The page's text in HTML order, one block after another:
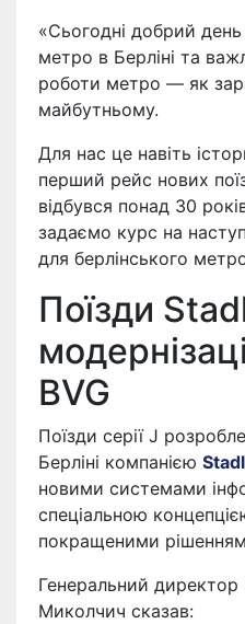
«Сьогодні добрий
метро в Берліні та
роботи метро — як
майбутньому.
Для нас це навіть
перший рейс нових
відбувся понад 30
задаємо курс на
для берлінського
Поїзди
BVG
Поїзди серії J
Берліні компанією
новими системами
спеціальною
покращеними
Генеральний
Миколчич сказав: